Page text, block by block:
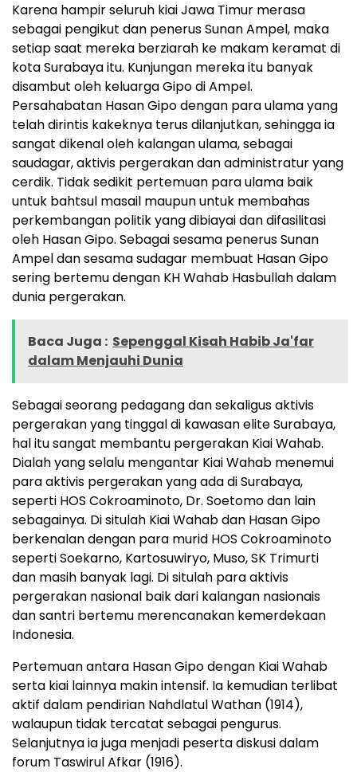
Karena hampir seluruh kiai Jawa Timur merasa
sebagai pengikut dan penerus Sunan Ampel, maka
setiap saat mereka berziarah ke makam keramat di
kota Surabaya itu. Kunjungan mereka itu banyak
disambut oleh keluarga Gipo di Ampel.
Persahabatan Hasan Gipo dengan para ulama yang
telah dirintis kakeknya terus dilanjutkan, sehingga ia
sangat dikenal oleh kalangan ulama, sebagai
saudagar, aktivis pergerakan dan administratur yang
cerdik. Tidak sedikit pertemuan para ulama baik
untuk bahtsul masail maupun untuk membahas
perkembangan politik yang dibiayai dan difasilitasi
oleh Hasan Gipo. Sebagai sesama penerus Sunan
Ampel dan sesama sudagar membuat Hasan Gipo
sering bertemu dengan KH Wahab Hasbullah dalam
dunia pergerakan.
Baca Juga : Sepenggal Kisah Habib Ja'far
dalam Menjauhi Dunia
Sebagai seorang pedagang dan sekaligus aktivis
pergerakan yang tinggal di kawasan elite Surabaya,
hal itu sangat membantu pergerakan Kiai Wahab.
Dialah yang selalu mengantar Kiai Wahab menemui
para aktivis pergerakan yang ada di Surabaya,
seperti HOS Cokroaminoto, Dr. Soetomo dan lain
sebagainya. Di situlah Kiai Wahab dan Hasan Gipo
berkenalan dengan para murid HOS Cokroaminoto
seperti Soekarno, Kartosuwiryo, Muso, SK Trimurti
dan masih banyak lagi. Di situlah para aktivis
pergerakan nasional baik dari kalangan nasionais
dan santri bertemu merencanakan kemerdekaan
Indonesia.
Pertemuan antara Hasan Gipo dengan Kiai Wahab
serta kiai lainnya makin intensif. Ia kemudian terlibat
aktif dalam pendirian Nahdlatul Wathan (1914),
walaupun tidak tercatat sebagai pengurus.
Selanjutnya ia juga menjadi peserta diskusi dalam
forum Taswirul Afkar (1916).